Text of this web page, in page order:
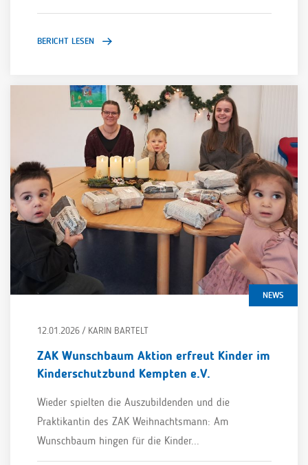
BERICHT LESEN
NEWS
12.01.2026 / KARIN BARTELT
ZAK Wunschbaum Aktion erfreut Kinder im
Kinderschutzbund Kempten e.V.
Wieder spielten die Auszubildenden und die
Praktikantin des ZAK Weihnachtsmann: Am
Wunschbaum hingen für die Kinder...